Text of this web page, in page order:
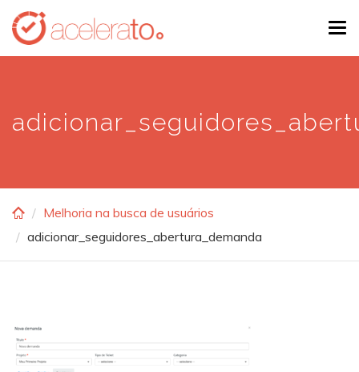
Skip
main
Melhoria na busca de usuários
adicionar_seguidores_abertura_demanda